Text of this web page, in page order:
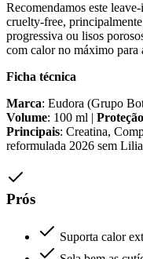
Recomendamos este
cruelty-free,
progressiva ou lisos
com calor no máximo para
Ficha técnica
Marca: Eudora (Grupo
Volume: 100 ml |
Principais: Creatina,
reformulada 2026 sem
Prós
Suporta calor